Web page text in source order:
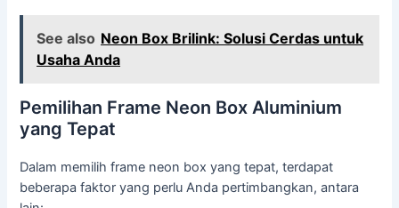
See also Neon Box Brilink: Solusi Cerdas untuk
Usaha Anda
Pemilihan Frame Neon Box Aluminium
yang Tepat
Dalam memilih frame neon box yang tepat, terdapat
beberapa faktor yang perlu Anda pertimbangkan, antara